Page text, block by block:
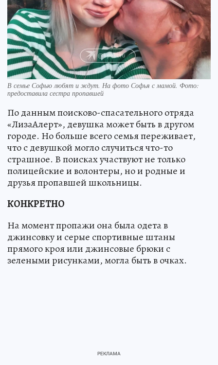
В семье Софью любят и ждут. На фото Софья с мамой. Фото:
предоставила сестра пропавшей
По данным поисково-спасательного отряда
«ЛизаАлерт», девушка может быть в другом
городе. Но больше всего семья переживает,
что с девушкой могло случиться что-то
страшное. В поисках участвуют не только
полицейские и волонтеры, но и родные и
друзья пропавшей школьницы.
КОНКРЕТНО
На момент пропажи она была одета в
джинсовку и серые спортивные штаны
прямого кроя или джинсовые брюки с
зелеными рисунками, могла быть в очках.